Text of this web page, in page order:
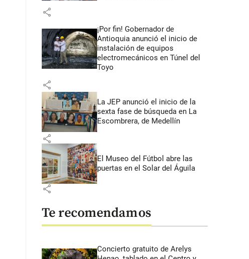
share
¡Por fin! Gobernador de
Antioquia anunció el inicio de
instalación de equipos
electromecánicos en Túnel del
Toyo
share
La JEP anunció el inicio de la
sexta fase de búsqueda en La
Escombrera, de Medellín
share
El Museo del Fútbol abre las
puertas en el Solar del Águila
share
Te recomendamos
Concierto gratuito de Arelys